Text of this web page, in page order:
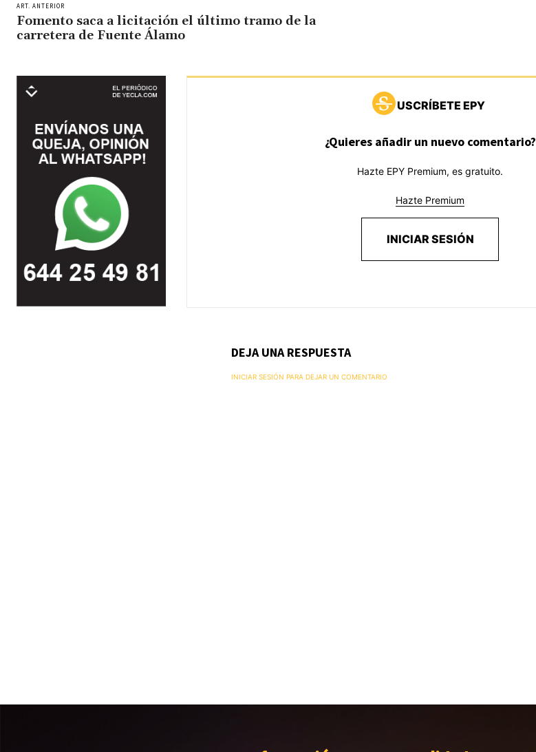
ART. ANTERIOR
Fomento saca a licitación el último tramo de la
carretera de Fuente Álamo
USCRÍBETE EPY
¿Quieres añadir un nuevo comentario?
Hazte EPY Premium, es gratuito.
Hazte Premium
INICIAR SESIÓN
DEJA UNA RESPUESTA
INICIAR SESIÓN PARA DEJAR UN COMENTARIO